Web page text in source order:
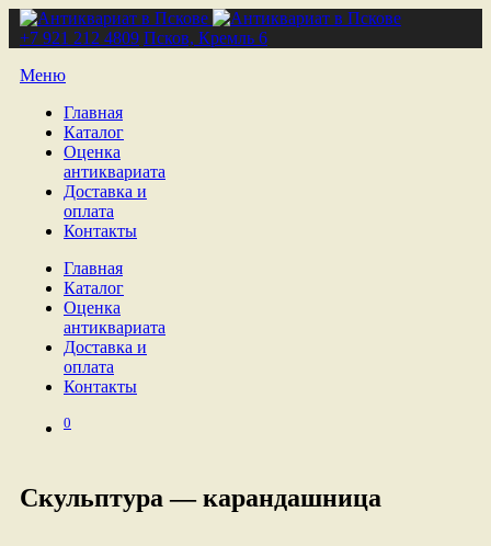
+7 921 212 4809 Псков, Кремль 6
Меню
Главная
Каталог
Оценка
антиквариата
Доставка и
оплата
Контакты
Главная
Каталог
Оценка
антиквариата
Доставка и
оплата
Контакты
0
Скульптура — карандашница